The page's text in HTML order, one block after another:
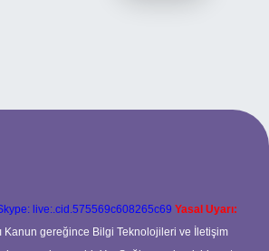
live:.cid.575569c608265c69 Yasal Uyarı:
Kanun gereğince Bilgi Teknolojileri ve İletişim